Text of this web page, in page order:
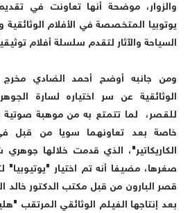
والزوار، موضحة أنها تعاونت في
يوتوبيا المتخصصة في الأفلام الوثائقية
السياحة والآثار لتقدم سلسلة أفلام
ومن جانبه أوضح أحمد الضادي مخرج
الوثائقية عن سر اختياره لسارة
للقصر، لما تتمتع به من موهبة صوتية
خاصة بعد تعاونهما سويا من قبل
الكاريكاتير"، الذي قدمت خلالها
صغرها، مضيفا أنه تم اختيار
قصر البارون من قبل مكتب الدكتور خالد
بعد إنتاجها الفيلم الوثائقي المرتقب